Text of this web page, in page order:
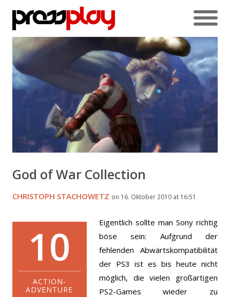
God of War Collection
CHRISTOPH STACHOWETZ on 16. Oktober 2010 at 16:51
10
ACTION-
ADVENTURE
Eigentlich sollte man Sony richtig
böse sein: Aufgrund der
fehlenden Abwärtskompatibilität
der PS3 ist es bis heute nicht
möglich, die vielen großartigen
PS2-Games wieder zu